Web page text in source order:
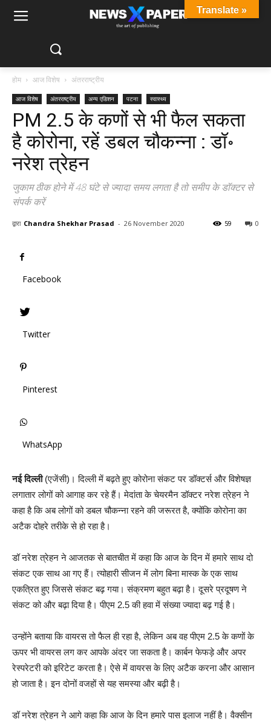
होम आज विशेष अंतरराष्ट्रीय
आज विशेष अंतरराष्ट्रीय अन्य एडिशन पटना स्वास्थ्य
PM 2.5 के कणों से भी फैल सकता
है कोरोना, रहें डबल चौकन्ना : डॉ॰
नरेश त्रेहन
जुकाम ठीक होने में 48 घंटे से ज्यादा समय लगता है तो समीप के डॉक्टर से
संपर्क करें
द्वारा Chandra Shekhar Prasad - 26 November 2020 0
59
Facebook
Twitter
Pinterest
WhatsApp
नई दिल्ली(एजेंसी)। दिल्ली में बढ़ते हुए कोरोना संकट पर डॉक्टर्स और विशेषज्ञ
लगातार लोगों को आगाह कर रहे हैं। मेदांता के चेयरमैन डॉक्टर नरेश त्रेहन ने
कहा है कि अब लोगों को डबल चौकन्ना रहने की जरूरत है, क्योंकि कोरोना का
अटैक दोहरे तरीके से हो रहा है।
डॉ नरेश त्रेहन ने आजतक से बातचीत में कहा कि आज के दिन में हमारे साथ दो
संकट एक साथ आ गए हैं। त्योहारी सीजन में लोग बिना मास्क के एक साथ
एकत्रित हुए जिससे संकट बढ़ गया। संक्रमण बहुत बढ़ा है। दूसरे प्रदूषण ने
संकट को और बढ़ा दिया है। पीएम 2.5 की हवा में संख्या ज्यादा बढ़ गई है।
उन्होंने बताया कि वायरस तो फैल ही रहा है, लेकिन अब वह पीएम 2.5 के कणों के
ऊपर भी वायरस लग कर आपके अंदर जा सकता है। कार्बन फेफड़े और अपर
रेस्परेटरी को इरिटेट करता है। ऐसे में वायरस के लिए अटैक करना और आसान
हो जाता है। इन दोनों वजहों से यह समस्या और बढ़ी है।
डॉ नरेश त्रेहन ने आगे कहा कि आज के दिन हमारे पास इलाज नहीं है। वैक्सीन
Translate »